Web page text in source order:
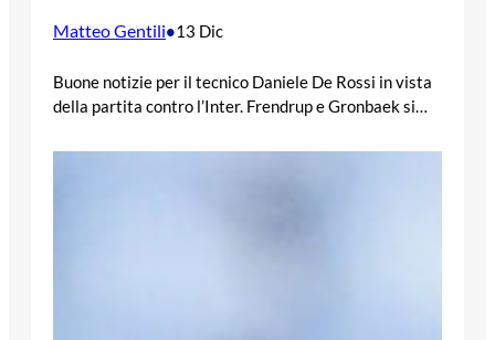
Matteo Gentili•13 Dic
Buone notizie per il tecnico Daniele De Rossi in vista
della partita contro l’Inter. Frendrup e Gronbaek si…